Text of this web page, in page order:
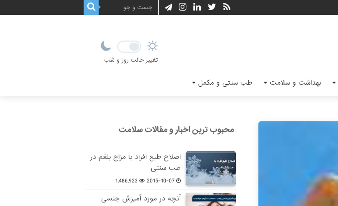
تغییر حالت روز و شب
بهداشت و سلامت طب سنتی و مکمل
محبوب ترین اخبار و مقالات سلامت
اصلاح طبع افراد با مزاج بلغم در
طب سنتی
2015-10-07
1,486,923
آنچه در مورد آمیزش جنسی